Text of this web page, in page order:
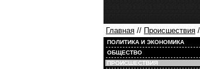
Главная // Происшествия
ПОЛИТИКА И ЭКОНОМИКА
ОБЩЕСТВО
ПРОИСШЕСТВИЯ